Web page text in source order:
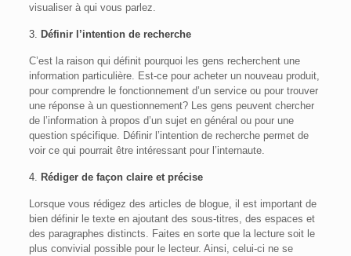
visualiser à qui vous parlez.
3. Définir l’intention de recherche
C’est la raison qui définit pourquoi les gens recherchent une
information particulière. Est-ce pour acheter un nouveau produit,
pour comprendre le fonctionnement d’un service ou pour trouver
une réponse à un questionnement? Les gens peuvent chercher
de l’information à propos d’un sujet en général ou pour une
question spécifique. Définir l’intention de recherche permet de
voir ce qui pourrait être intéressant pour l’internaute.
4. Rédiger de façon claire et précise
Lorsque vous rédigez des articles de blogue, il est important de
bien définir le texte en ajoutant des sous-titres, des espaces et
des paragraphes distincts. Faites en sorte que la lecture soit le
plus convivial possible pour le lecteur. Ainsi, celui-ci ne se